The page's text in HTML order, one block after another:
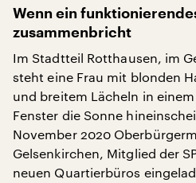
Wenn ein
zusammenbricht
Im Stadtteil Rotthausen, im
steht eine Frau mit blonden
und breitem Lächeln in
Fenster die Sonne
November 2020
Gelsenkirchen, Mitglied der
neuen Quartierbüros